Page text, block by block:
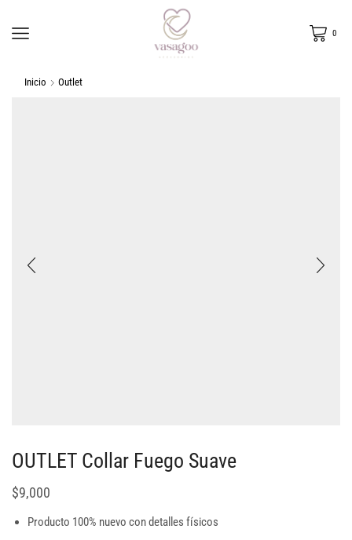
0
Inicio Outlet
OUTLET Collar Fuego Suave
$9,000
Producto 100% nuevo con detalles físicos